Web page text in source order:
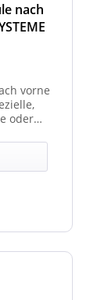
nach
vorne
oder
sind
zur